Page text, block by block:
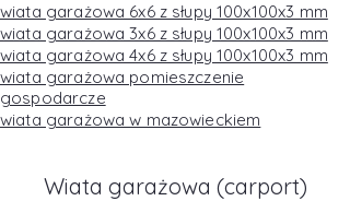
wiata garażowa 6x6 z słupy 100x100x3 mm
wiata garażowa 3x6 z słupy 100x100x3 mm
wiata garażowa 4x6 z słupy 100x100x3 mm
wiata garażowa pomieszczenie
gospodarcze
wiata garażowa w mazowieckiem
Wiata garażowa (carport)